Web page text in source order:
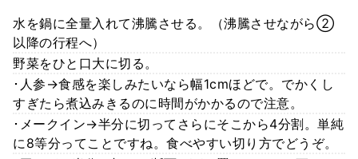
水を鍋に全量入れて沸騰させる。（沸騰させながら②
以降の行程へ）
野菜をひと口大に切る。
･人参→食感を楽しみたいなら幅1cmほどで。でかくし
すぎたら煮込みきるのに時間がかかるので注意。
･メークイン→半分に切ってさらにそこから4分割。単純
に8等分ってことですね。食べやすい切り方でどうぞ。